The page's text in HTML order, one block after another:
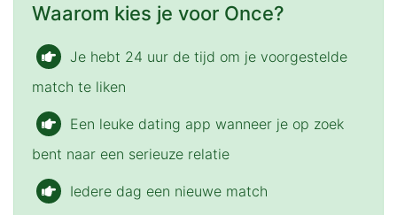
Waarom kies je voor Once?
Je hebt 24 uur de tijd om je voorgestelde
match te liken
Een leuke dating app wanneer je op zoek
bent naar een serieuze relatie
Iedere dag een nieuwe match